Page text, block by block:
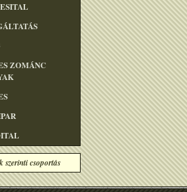
ZOMÁNC
szerinti csoportás